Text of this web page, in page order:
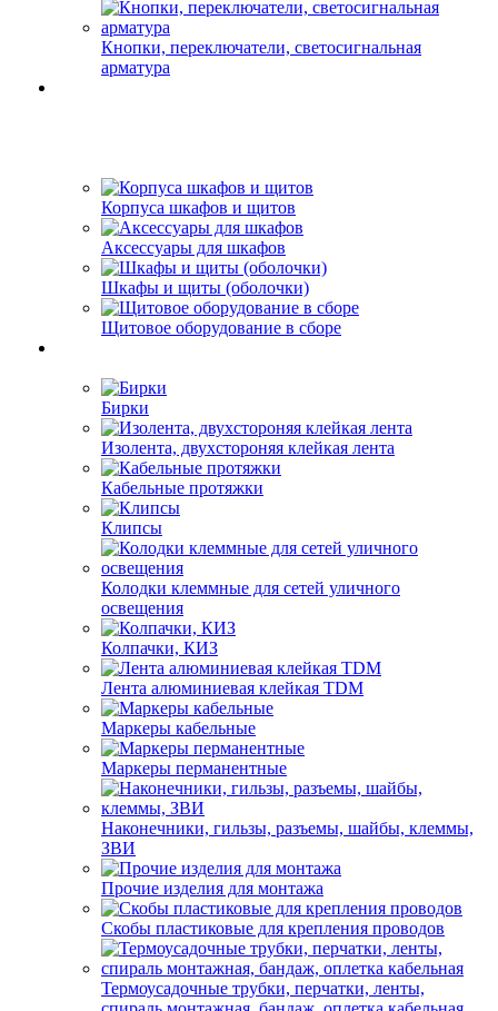
Кнопки, переключатели, светосигнальная
арматура
Корпуса шкафов и щитов
Аксессуары для шкафов
Шкафы и щиты (оболочки)
Щитовое оборудование в сборе
Бирки
Изолента, двухстороняя клейкая лента
Кабельные протяжки
Клипсы
Колодки клеммные для сетей уличного
освещения
Колпачки, КИЗ
Лента алюминиевая клейкая TDM
Маркеры кабельные
Маркеры перманентные
Наконечники, гильзы, разъемы, шайбы, клеммы,
ЗВИ
Прочие изделия для монтажа
Скобы пластиковые для крепления проводов
Термоусадочные трубки, перчатки, ленты,